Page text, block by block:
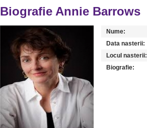
Biografie Annie Barrows
Nume:
Data nasterii:
Locul nasterii:
Biografie: